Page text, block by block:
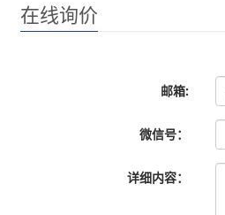
在线询价
邮箱:
微信号：
详细内容：